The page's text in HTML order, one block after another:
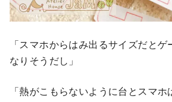
「スマホからはみ出るサイズだと
なりそうだし」
「熱がこもらないように台とスマ